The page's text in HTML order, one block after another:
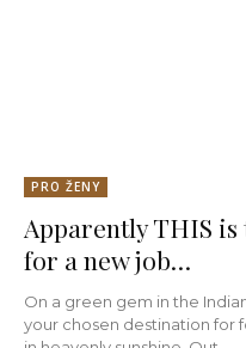
PRO ŽENY
Apparently THIS
for a new job…
On a green gem in the
your chosen destination for